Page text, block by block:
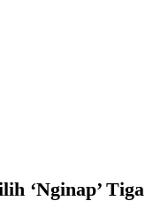
‘Nginap’ Tiga